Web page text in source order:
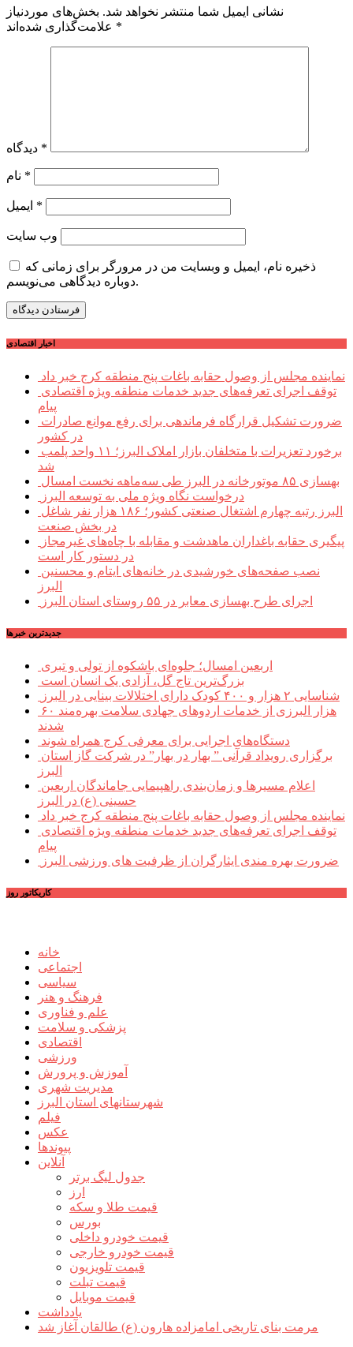
نشانی ایمیل شما منتشر نخواهد شد. بخش‌های موردنیاز
*
*
*
*
وب‌ سایت
ذخیره نام، ایمیل و وبسایت من در مرورگر برای زمانی که
دوباره دیدگاهی می‌نویسم.
اخبار اقتصادی
نماینده مجلس از وصول حقابه باغات پنج منطقه کرج خبر داد
پیام
در کشور
شد
بهسازی ۸۵ موتورخانه در البرز طی سه‌ماهه نخست امسال
درخواست نگاه ویژه ملی به توسعه البرز
در بخش صنعت
در دستور کار است
البرز
اجرای طرح بهسازی معابر در ۵۵ روستای استان البرز
جديدترين خبرها
اربعین امسال؛ جلوه‌ای باشکوه از تولی و تبری
بزرگ‌ترین تاج گل، آزادی یک انسان است
شناسایی ۲ هزار و ۴۰۰ کودک دارای اختلالات بینایی در البرز
۶۰ هزار البرزی از خدمات اردوهای جهادی سلامت بهره‌مند
شدند
دستگاه‌های اجرایی برای معرفی کرج همراه شوند
البرز
حسینی (ع) در البرز
نماینده مجلس از وصول حقابه باغات پنج منطقه کرج خبر داد
پیام
ضرورت بهره مندی ایثارگران از ظرفیت های ورزشی البرز
کاریکاتور روز
خانه
اجتماعی
سیاسی
فرهنگ و هنر
علم و فناوری
پزشکی و سلامت
اقتصادی
ورزشی
آموزش و پرورش
مدیریت شهری
شهرستانهای استان البرز
فیلم
عکس
پیوندها
آنلاین
جدول لیگ برتر
ارز
قیمت طلا و سکه
بورس
قیمت خودرو داخلی
قیمت خودرو خارجی
قیمت تلویزیون
قیمت تبلت
قیمت موبایل
یادداشت
مرمت بنای تاریخی امامزاده هارون (ع) طالقان آغاز شد